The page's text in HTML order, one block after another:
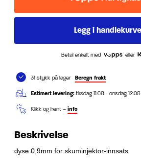
Betal enkelt med eller
31 stykk på lager Beregn frakt
Estimert levering: tirsdag 11.08 - onsdag 12.08
Klikk og hent – info
Beskrivelse
dyse 0,9mm for skuminjektor-innsats